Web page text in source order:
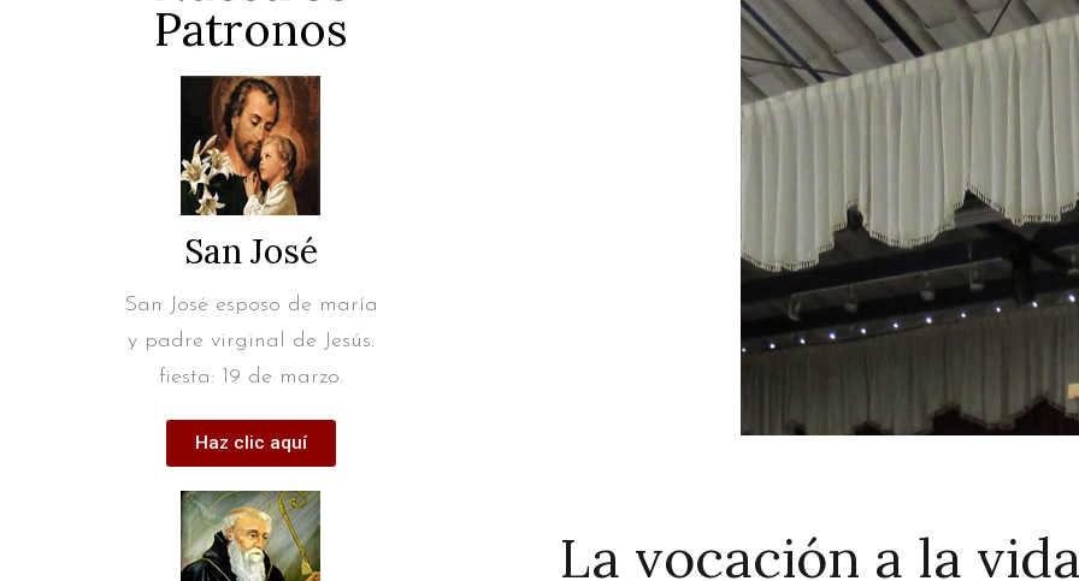
Patronos
San José
San José esposo de maría
y padre virginal de Jesús.
fiesta: 19 de marzo.
Haz clic aquí
La vocación a la